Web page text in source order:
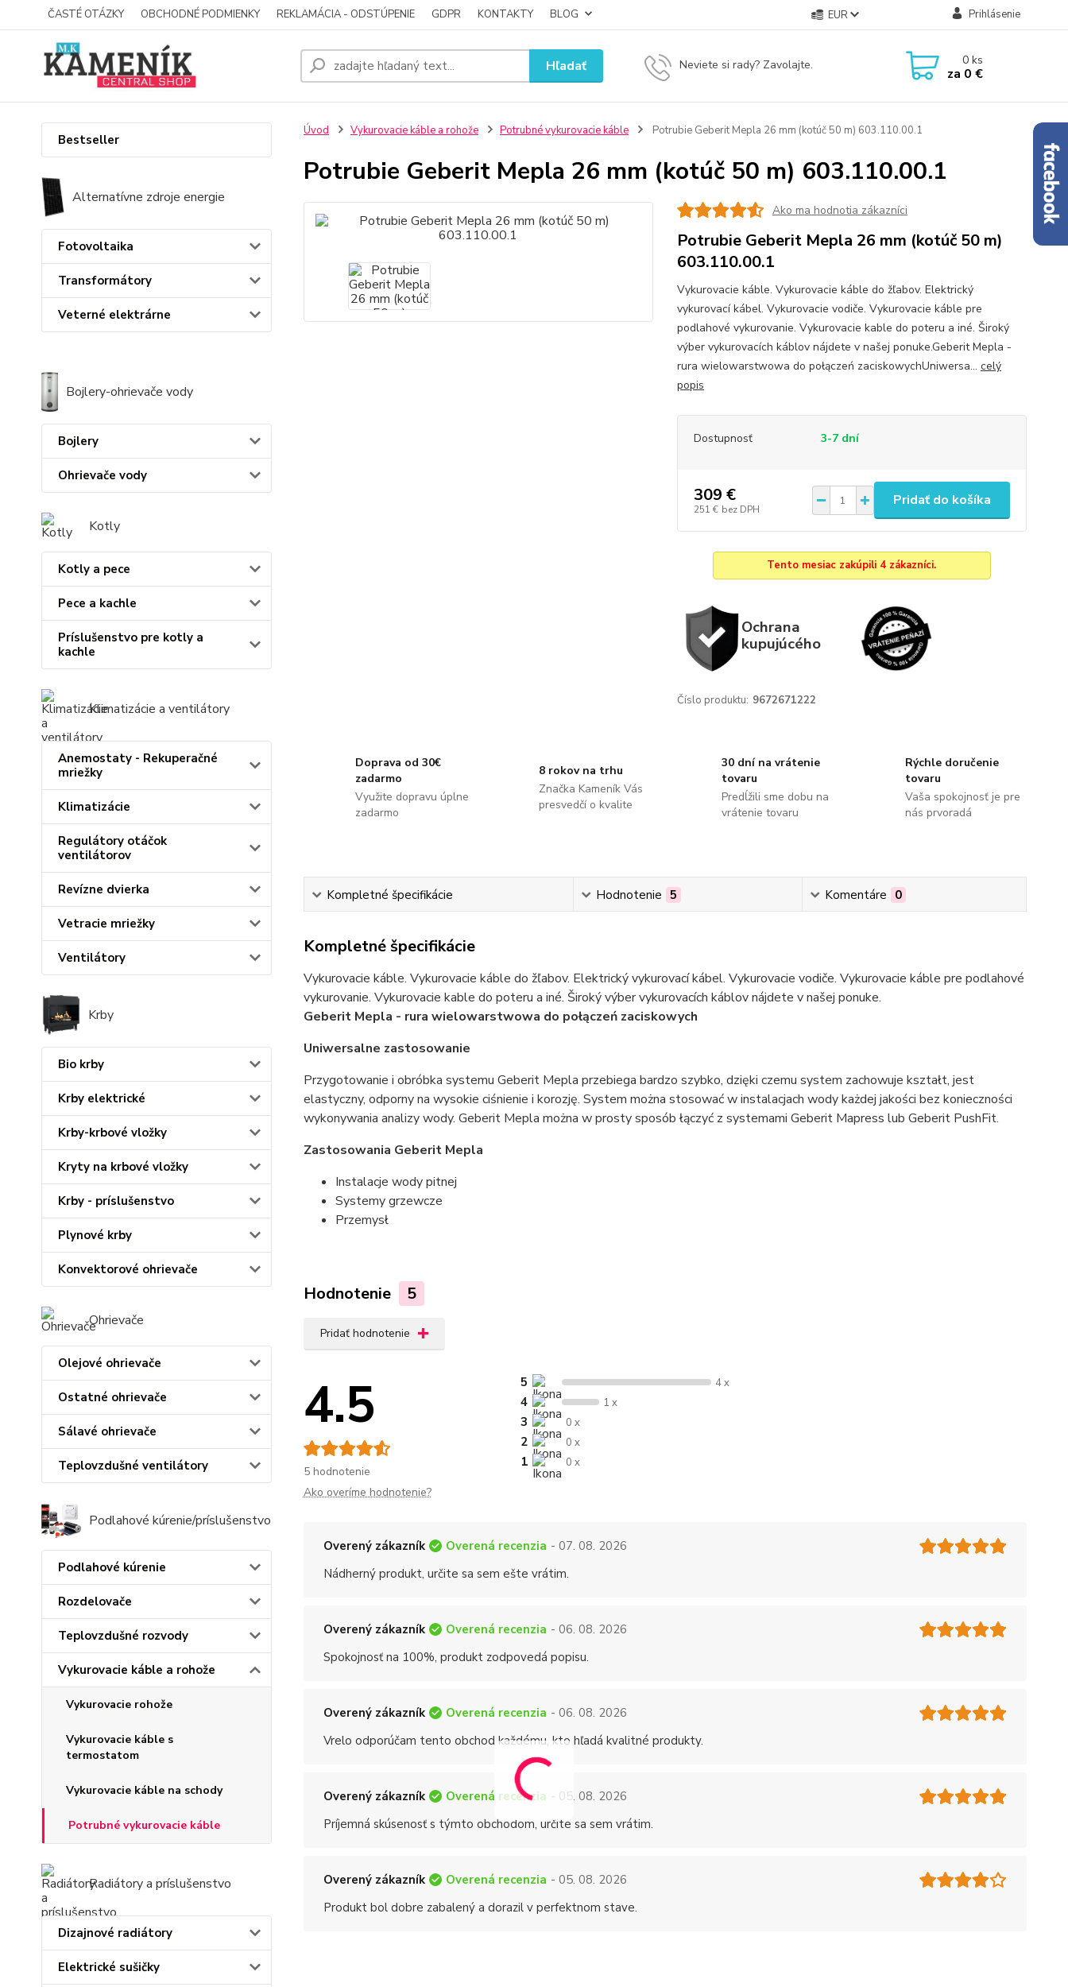
ČASTÉ OTÁZKY OBCHODNÉ PODMIENKY REKLAMÁCIA - ODSTÚPENIE GDPR KONTAKTY BLOG EUR Prihlásenie
Hľadať Neviete si rady? Zavolajte. 0ks
za 0 €
Bestseller
Alternatívne zdroje energie
Fotovoltaika
Transformátory
Veterné elektrárne
Bojlery-ohrievače vody
Bojlery
Ohrievače vody
Kotly
Kotly a pece
Pece a kachle
Príslušenstvo pre kotly a
kachle
Klimatizácie a ventilátory
Anemostaty - Rekuperačné
mriežky
Klimatizácie
Regulátory otáčok
ventilátorov
Revízne dvierka
Vetracie mriežky
Ventilátory
Krby
Bio krby
Krby elektrické
Krby-krbové vložky
Kryty na krbové vložky
Krby - príslušenstvo
Plynové krby
Konvektorové ohrievače
Ohrievače
Olejové ohrievače
Ostatné ohrievače
Sálavé ohrievače
Teplovzdušné ventilátory
Podlahové kúrenie/príslušenstvo
Podlahové kúrenie
Rozdelovače
Teplovzdušné rozvody
Vykurovacie káble a rohože
Vykurovacie rohože
Vykurovacie káble s
termostatom
Vykurovacie káble na schody
Potrubné vykurovacie káble
Radiátory a príslušenstvo
Dizajnové radiátory
Elektrické sušičky
Úvod Vykurovacie káble a rohože Potrubné vykurovacie káble Potrubie Geberit Mepla 26 mm (kotúč 50 m) 603.110.00.1
Potrubie Geberit Mepla 26 mm (kotúč 50 m) 603.110.00.1
Ako ma hodnotia zákazníci
Potrubie Geberit Mepla 26 mm (kotúč 50 m)
603.110.00.1
Vykurovacie káble. Vykurovacie káble do žľabov. Elektrický
vykurovací kábel. Vykurovacie vodiče. Vykurovacie káble pre
podlahové vykurovanie. Vykurovacie kable do poteru a iné. Široký
výber vykurovacích káblov nájdete v našej ponuke.Geberit Mepla -
rura wielowarstwowa do połączeń zaciskowychUniwersa... celý
popis
Dostupnosť 3-7 dní
309 €
251 € bez DPH
Pridať do košíka
Tento mesiac zakúpili 4 zákazníci.
Ochrana
kupujúcého
Číslo produktu: 9672671222
Doprava od 30€
zadarmo
Využite dopravu úplne
zadarmo
8 rokov na trhu
Značka Kameník Vás
presvedčí o kvalite
30 dní na vrátenie
tovaru
Predĺžili sme dobu na
vrátenie tovaru
Rýchle doručenie
tovaru
Vaša spokojnosť je pre
nás prvoradá
Kompletné špecifikácie Hodnotenie 5 Komentáre 0
Kompletné špecifikácie
Vykurovacie káble. Vykurovacie káble do žľabov. Elektrický vykurovací kábel. Vykurovacie vodiče. Vykurovacie káble pre podlahové
vykurovanie. Vykurovacie kable do poteru a iné. Široký výber vykurovacích káblov nájdete v našej ponuke.
Geberit Mepla - rura wielowarstwowa do połączeń zaciskowych
Uniwersalne zastosowanie
Przygotowanie i obróbka systemu Geberit Mepla przebiega bardzo szybko, dzięki czemu system zachowuje kształt, jest
elastyczny, odporny na wysokie ciśnienie i korozję. System można stosować w instalacjach wody każdej jakości bez konieczności
wykonywania analizy wody. Geberit Mepla można w prosty sposób łączyć z systemami Geberit Mapress lub Geberit PushFit.
Zastosowania Geberit Mepla
Instalacje wody pitnej
Systemy grzewcze
Przemysł
Hodnotenie 5
Pridať hodnotenie
4.5
5 hodnotenie
5 4 x
4 1 x
3 0 x
2 0 x
1 0 x
Ako overíme hodnotenie?
Overený zákazník Overená recenzia - 07. 08. 2026
Nádherný produkt, určite sa sem ešte vrátim.
Overený zákazník Overená recenzia - 06. 08. 2026
Spokojnosť na 100%, produkt zodpovedá popisu.
Overený zákazník Overená recenzia - 06. 08. 2026
Vrelo odporúčam tento obchod každému, kto hľadá kvalitné produkty.
Overený zákazník Overená recenzia - 05. 08. 2026
Príjemná skúsenosť s týmto obchodom, určite sa sem vrátim.
Overený zákazník Overená recenzia - 05. 08. 2026
Produkt bol dobre zabalený a dorazil v perfektnom stave.